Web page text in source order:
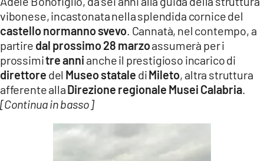
CATANZAROCHANNEL.IT
LACAPITALENEWS.IT
ANDROID
vibonese, incastonata nella splendida cornice del
castello normanno svevo . Cannatà, nel contempo, a
partire dal prossimo 28 marzoassumerà per i
prossimitre anni anche il prestigioso incarico di
direttore del Museo statale diMileto, altra struttura
afferente allaDirezione regionale Musei Calabria
[Continua in basso]